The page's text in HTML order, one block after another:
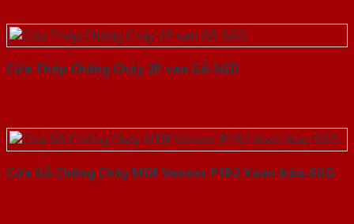
Cửa Thép Chống Cháy 2P van Gỗ-SGD
Cửa Gỗ Chống Cháy MDF Veneer P1R2 Xoan Đào-SGD